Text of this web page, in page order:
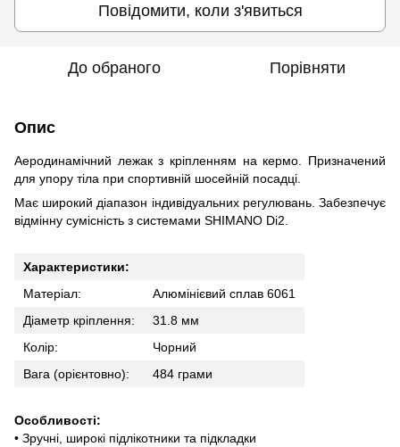
Повідомити, коли з'явиться
До обраного Порівняти
Опис
Аеродинамічний лежак з кріпленням на кермо. Призначений
для упору тіла при спортивній шосейній посадці.
Має широкий діапазон індивідуальних регулювань. Забезпечує
відмінну сумісність з системами SHIMANO Di2.
Характеристики:
Матеріал:
Алюмінієвий сплав 6061
Діаметр кріплення:
31.8 мм
Колір:
Чорний
Вага (орієнтовно):
484 грами
Особливості:
• Зручні, широкі підлікотники та підкладки